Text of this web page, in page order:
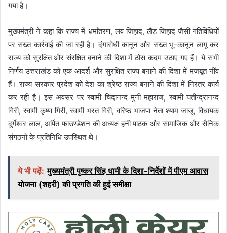
गया है।
मुख्यमंत्री ने कहा कि राज्य में धर्मांतरण, लव जिहाद, लैंड जिहाद जैसी गतिविधियों
पर सख्त कार्रवाई की जा रही है। दंगारोधी कानून और सख्त भू-कानून लागू कर
राज्य को सुरक्षित और संरक्षित बनाने की दिशा में ठोस कदम उठाए गए हैं। ये सभी
निर्णय उत्तराखंड को एक आदर्श और सुरक्षित राज्य बनाने की दिशा में मजबूत नींव
हैं। राज्य सरकार प्रदेश को देश का श्रेष्ठ राज्य बनाने की दिशा में निरंतर कार्य
कर रही है। इस अवसर पर स्वामी चिदानन्द मुनी महाराज, स्वामी यतीन्द्रानन्द
गिरी, स्वामी कृष्ण गिरी, स्वामी भरत गिरी, वरिष्ठ भाजपा नेता श्याम जाजू, विधायक
दुर्गेश्वर लाल, अर्पित फाउण्डेशन की अध्यक्ष हनी पाठक और सामाजिक और सैनिक
संगठनों के प्रतिनिधि उपस्थित थे।
ये भी पढ़ें: मुख्यमंत्री पुष्कर सिंह धामी के दिशा-निर्देशों में पीएम आवास
योजना (शहरी) की प्रगति की हुई समीक्षा